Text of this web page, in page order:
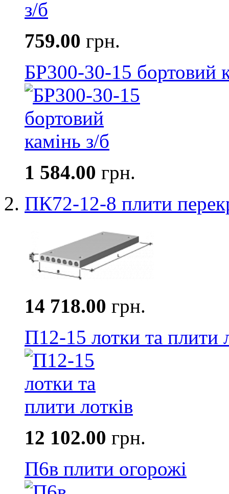
759.00 грн.
БР300-30-15 бортовий
1 584.00 грн.
ПК72-12-8 плити
14 718.00 грн.
П12-15 лотки та плити
12 102.00 грн.
П6в плити огорожі